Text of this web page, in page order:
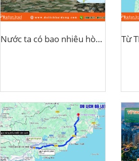
Nước ta có bao nhiêu hòn đảo?